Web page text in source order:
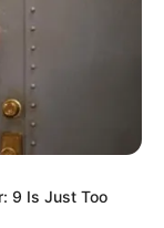
9 Is Just Too